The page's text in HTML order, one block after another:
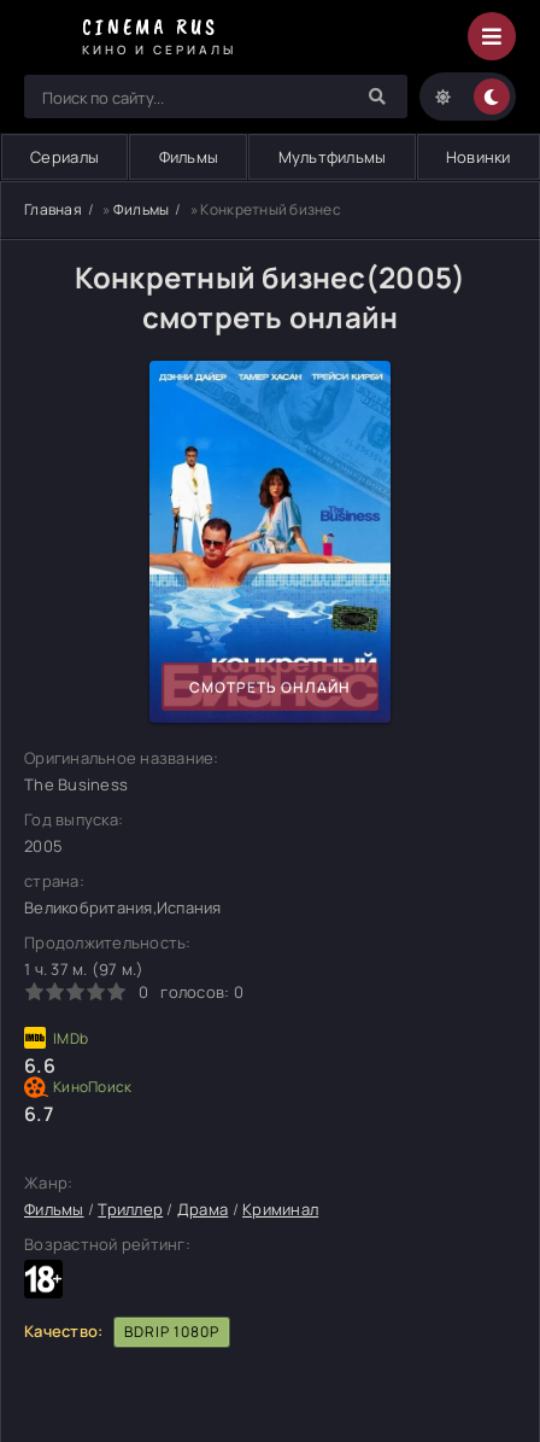
CINEMA RUS
КИНО И СЕРИАЛЫ
Сериалы Фильмы Мультфильмы Новинки
Главная » Фильмы » Конкретный бизнес
Конкретный бизнес(2005)
смотреть онлайн
СМОТРЕТЬ ОНЛАЙН
Оригинальное название:
The Business
Год выпуска:
2005
страна:
Великобритания,Испания
Продолжительность:
1 ч. 37 м. (97 м.)
0
голосов: 0
6.6
6.7
Жанр:
Фильмы /Триллер / Драма / Криминал
Возрастной рейтинг:
Качество: BDRIP 1080P